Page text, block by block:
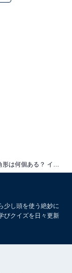
少し頭を使う絶妙に
びクイズを日々更新